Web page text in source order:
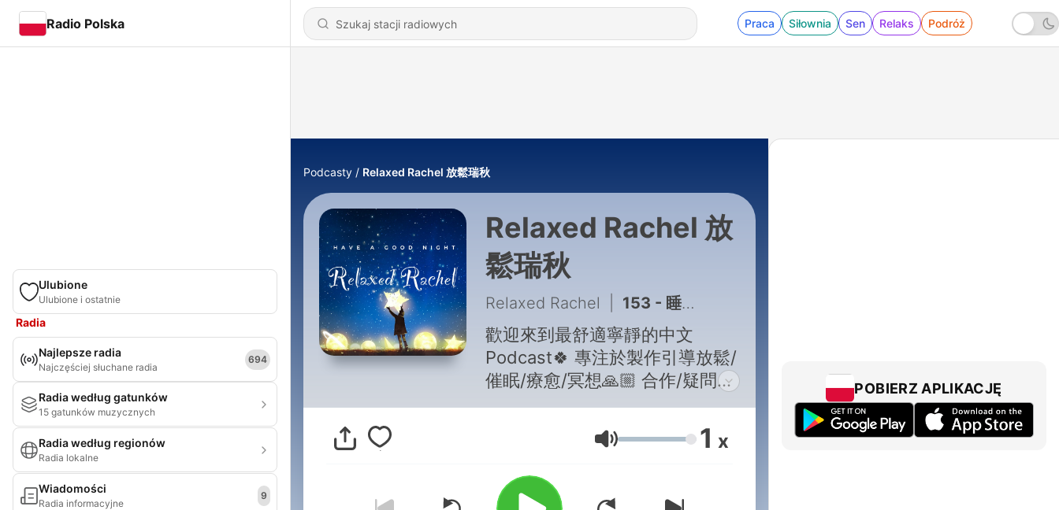
Radio Polska Praca Siłownia Sen Relaks Podróż
Ulubione
Ulubione i ostatnie
Radia
Najlepsze radia
Najczęściej słuchane radia
694
Radia według gatunków
15 gatunków muzycznych
Radia według regionów
Radia lokalne
Wiadomości
Radia informacyjne
9
Podcasty Relaxed Rachel 放鬆瑞秋
Relaxed Rachel 放
鬆瑞秋
Relaxed Rachel 153 - 睡眠冥想 | 一聽就睏十五分鐘快速入睡清理身心中文助眠
歡迎來到最舒適寧靜的中文
Podcast🍀 專注於製作引導放鬆/
催眠/療愈/冥想🙏🏼 合作/疑問請
洽: relaxedrachel@gmail.com
Głośność 1 x
POBIERZ APLIKACJĘ